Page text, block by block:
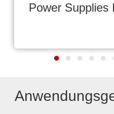
Power Supplies